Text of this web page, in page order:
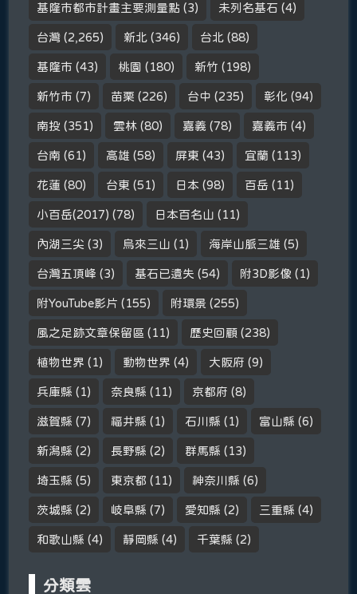
基隆市都市計畫主要測量點 (3) 未列名基石 (4)
台灣 (2,265) 新北 (346) 台北 (88)
基隆市 (43) 桃園 (180) 新竹 (198)
新竹市 (7) 苗栗 (226) 台中 (235) 彰化 (94)
南投 (351) 雲林 (80) 嘉義 (78) 嘉義市 (4)
台南 (61) 高雄 (58) 屏東 (43) 宜蘭 (113)
花蓮 (80) 台東 (51) 日本 (98) 百岳 (11)
小百岳(2017) (78) 日本百名山 (11)
內湖三尖 (3) 烏來三山 (1) 海岸山脈三雄 (5)
台灣五頂峰 (3) 基石已遺失 (54) 附3D影像 (1)
附YouTube影片 (155) 附環景 (255)
風之足跡文章保留區 (11) 歷史回顧 (238)
植物世界 (1) 動物世界 (4) 大阪府 (9)
兵庫縣 (1) 奈良縣 (11) 京都府 (8)
滋賀縣 (7) 福井縣 (1) 石川縣 (1) 富山縣 (6)
新潟縣 (2) 長野縣 (2) 群馬縣 (13)
埼玉縣 (5) 東京都 (11) 神奈川縣 (6)
茨城縣 (2) 岐阜縣 (7) 愛知縣 (2) 三重縣 (4)
和歌山縣 (4) 靜岡縣 (4) 千葉縣 (2)
分類雲